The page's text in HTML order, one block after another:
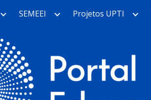
Skip to main content
SEMEEI Projetos UPTI